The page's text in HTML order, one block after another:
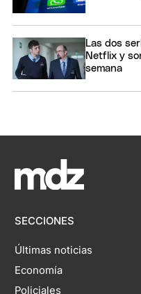
Las dos
Netflix y
semana
SECCIONES
Últimas noticias
Economía
Policiales